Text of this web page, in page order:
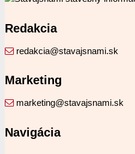
Redakcia
redakcia@stavajsnami.sk
Marketing
marketing@stavajsnami.sk
Navigácia